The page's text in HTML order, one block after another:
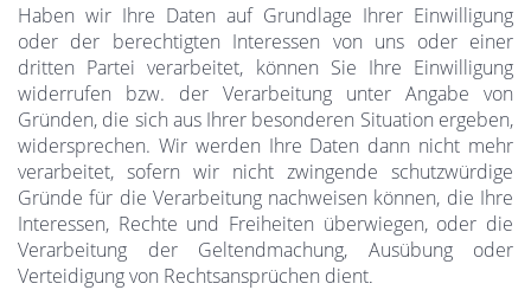
Haben wir Ihre Daten auf Grundlage Ihrer Einwilligung
oder der berechtigten Interessen von uns oder einer
dritten Partei verarbeitet, können Sie Ihre Einwilligung
widerrufen bzw. der Verarbeitung unter Angabe von
Gründen, die sich aus Ihrer besonderen Situation ergeben,
widersprechen. Wir werden Ihre Daten dann nicht mehr
verarbeitet, sofern wir nicht zwingende schutzwürdige
Gründe für die Verarbeitung nachweisen können, die Ihre
Interessen, Rechte und Freiheiten überwiegen, oder die
Verarbeitung der Geltendmachung, Ausübung oder
Verteidigung von Rechtsansprüchen dient